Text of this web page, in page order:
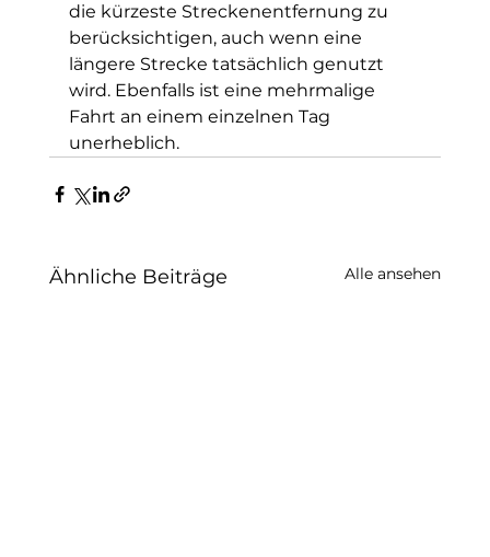
die kürzeste Streckenentfernung zu
berücksichtigen, auch wenn eine
längere Strecke tatsächlich genutzt
wird. Ebenfalls ist eine mehrmalige
Fahrt an einem einzelnen Tag
unerheblich.
Ähnliche Beiträge Alle ansehen